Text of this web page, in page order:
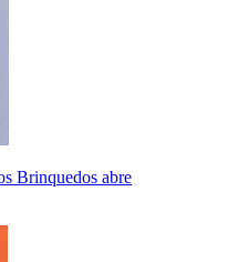
Brinquedos abre